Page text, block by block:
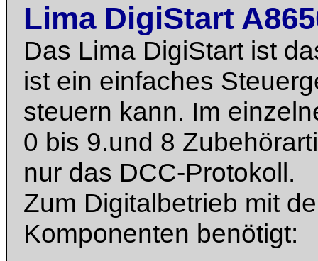
Lima DigiStart
Das Lima DigiStart ist
ist ein einfaches
steuern kann. Im
0 bis 9.und 8
nur das DCC-Protokoll.
Zum Digitalbetrieb mit
Komponenten benötigt: